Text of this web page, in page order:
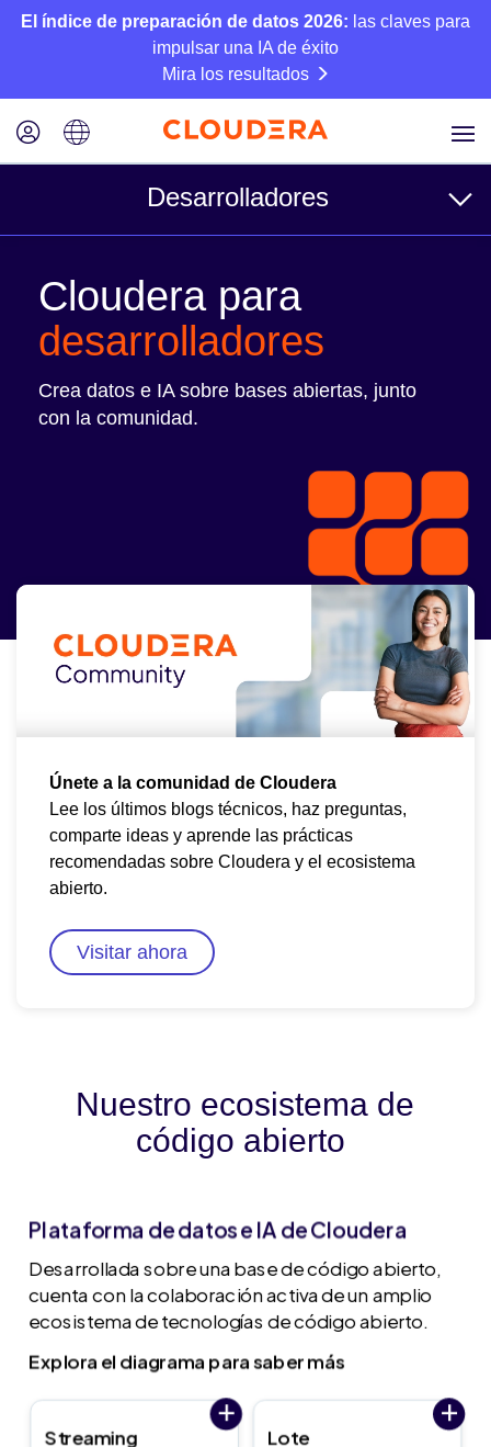
El índice de preparación de datos 2026: las claves para
impulsar una IA de éxito
Mira los resultados
Desarrolladores
Recursos
Blogs de desarrolladores/ingeniería
Cloudera para
desarrolladores
Crea datos e IA sobre bases abiertas, junto
con la comunidad.
Únete a la comunidad de Cloudera
Lee los últimos blogs técnicos, haz preguntas,
comparte ideas y aprende las prácticas
recomendadas sobre Cloudera y el ecosistema
abierto.
Visitar ahora
Nuestro ecosistema de
código abierto